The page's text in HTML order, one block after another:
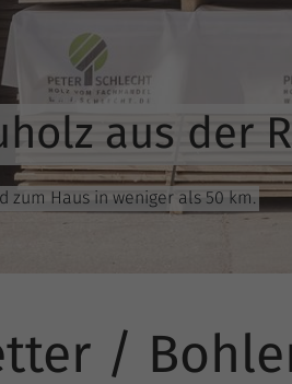
aus der
zum Haus in weniger als 50 km.
/